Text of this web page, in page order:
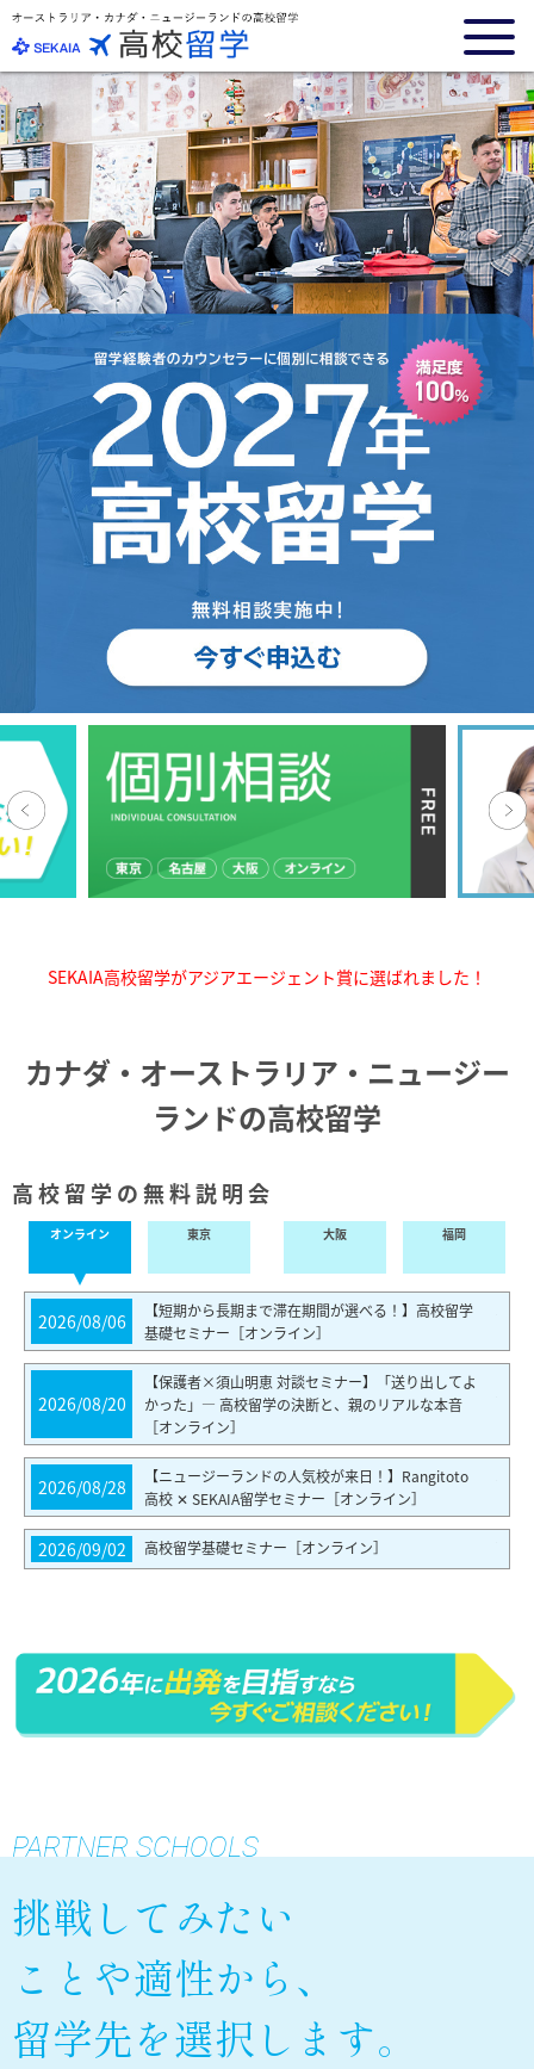
SEKAIA高校留学がアジアエージェント賞に選ばれました！
カナダ・オーストラリア・ニュージー
ランドの高校留学
高校留学の無料説明会
オンライン 東京 大阪 福岡
2026/08/06
【短期から長期まで滞在期間が選べる！】高校留学
基礎セミナー［オンライン］
2026/08/20
【保護者×須山明恵 対談セミナー】「送り出してよ
かった」— 高校留学の決断と、親のリアルな本音
［オンライン］
2026/08/28
【ニュージーランドの人気校が来日！】Rangitoto
高校 ✕ SEKAIA留学セミナー［オンライン］
2026/09/02 高校留学基礎セミナー［オンライン］
PARTNER SCHOOLS
挑戦してみたい
ことや適性から、
留学先を選択します。